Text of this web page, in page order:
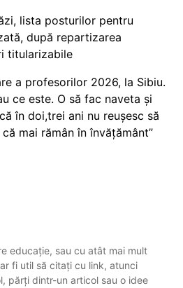
lista posturilor pentru
după repartizarea
titularizabile
a profesorilor 2026, la Sibiu.
ce este. O să fac naveta și
în doi,trei ani nu reușesc să
mai rămân în învățământ”
educație, sau cu atât mai mult
fi util să citați cu link, atunci
părți dintr-un articol sau o idee